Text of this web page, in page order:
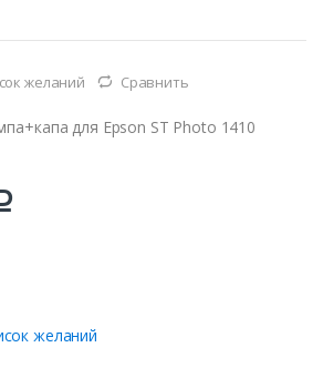
желаний Сравнить
для Epson ST Photo 1410
желаний